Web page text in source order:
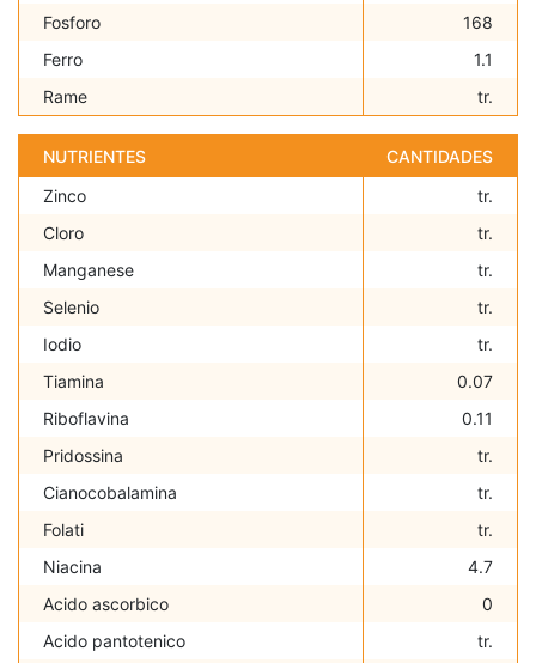
Fosforo
168
Ferro
1.1
Rame
tr.
NUTRIENTES
CANTIDADES
Zinco
tr.
Cloro
tr.
Manganese
tr.
Selenio
tr.
Iodio
tr.
Tiamina
0.07
Riboflavina
0.11
Pridossina
tr.
Cianocobalamina
tr.
Folati
tr.
Niacina
4.7
Acido ascorbico
0
Acido pantotenico
tr.